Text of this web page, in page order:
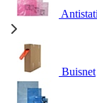
Buisnet